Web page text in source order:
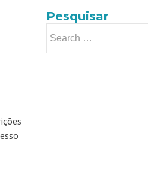
Pesquisar
for: